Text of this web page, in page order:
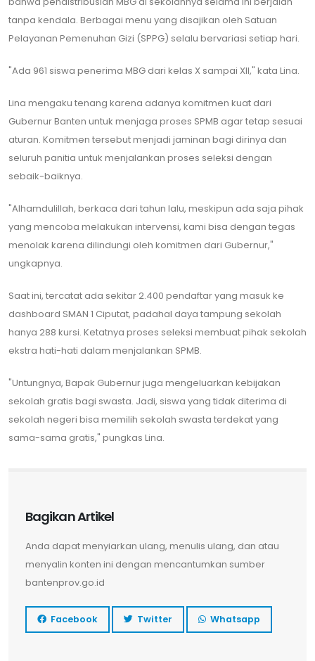
tanpa kendala. Berbagai menu yang disajikan oleh Satuan
Pelayanan Pemenuhan Gizi (SPPG) selalu bervariasi setiap hari.
​"Ada 961 siswa penerima MBG dari kelas X sampai XII," kata Lina.
​Lina mengaku tenang karena adanya komitmen kuat dari
Gubernur Banten untuk menjaga proses SPMB agar tetap sesuai
aturan. Komitmen tersebut menjadi jaminan bagi dirinya dan
seluruh panitia untuk menjalankan proses seleksi dengan
sebaik-baiknya.
​"Alhamdulillah, berkaca dari tahun lalu, meskipun ada saja pihak
yang mencoba melakukan intervensi, kami bisa dengan tegas
menolak karena dilindungi oleh komitmen dari Gubernur,"
ungkapnya.
​Saat ini, tercatat ada sekitar 2.400 pendaftar yang masuk ke
dashboard SMAN 1 Ciputat, padahal daya tampung sekolah
hanya 288 kursi. Ketatnya proses seleksi membuat pihak sekolah
ekstra hati-hati dalam menjalankan SPMB.
​"Untungnya, Bapak Gubernur juga mengeluarkan kebijakan
sekolah gratis bagi swasta. Jadi, siswa yang tidak diterima di
sekolah negeri bisa memilih sekolah swasta terdekat yang
sama-sama gratis," pungkas Lina.
Bagikan Artikel
Anda dapat menyiarkan ulang, menulis ulang, dan atau
menyalin konten ini dengan mencantumkan sumber
bantenprov.go.id
Facebook Twitter Whatsapp